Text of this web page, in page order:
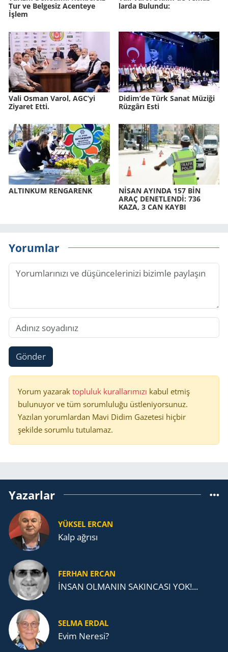
Tur ve Bel­ge­siz Acen­te­ye
İşlem
lar­da Bu­lun­du:
Vali Osman Varol, AGC’yi
Ziyaret Etti.
Didim’de Türk Sanat Mü­zi­ği
Rüz­gâ­rı Esti
AL­TIN­KUM REN­GA­RENK
NİSAN AYIN­DA 157 BİN
ARAÇ DE­NET­LENDİ: 736
KAZA, 3 CAN KAYBI
Yorumlar
Gönder
Yorum yazarak topluluk kurallarımızı kabul etmiş
bulunuyor ve tüm sorumluluğu üstleniyorsunuz.
Yazılan yorumlardan Mavi Didim Gazetesi hiçbir
şekilde sorumlu tutulamaz.
Yazarlar
YÜKSEL ERCAN
Kalp ağrısı
FERHAN ERCAN
İNSAN OLMANIN SAKINCASI YOK!...
SELMA ERDAL
Evim Neresi?